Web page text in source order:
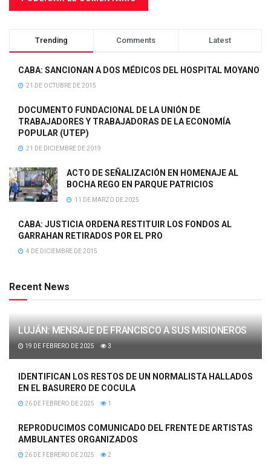
Trending Comments Latest
CABA: SANCIONAN A DOS MÉDICOS DEL HOSPITAL MOYANO
21 DE OCTUBRE DE 2015
DOCUMENTO FUNDACIONAL DE LA UNIÓN DE
TRABAJADORES Y TRABAJADORAS DE LA ECONOMÍA
POPULAR (UTEP)
21 DE DICIEMBRE DE 2019
ACTO DE SEÑALIZACIÓN EN HOMENAJE AL
BOCHA REGO EN PARQUE PATRICIOS
11 DE MARZO DE 2025
CABA: JUSTICIA ORDENA RESTITUIR LOS FONDOS AL
GARRAHAN RETIRADOS POR EL PRO
4 DE DICIEMBRE DE 2015
Recent News
LUJÁN: MENSAJE DE FRANCISCO A SUS MISIONEROS
19 DE FEBRERO DE 2025 3
IDENTIFICAN LOS RESTOS DE UN NORMALISTA HALLADOS
EN EL BASURERO DE COCULA
26 DE FEBRERO DE 2025 1
REPRODUCIMOS COMUNICADO DEL FRENTE DE ARTISTAS
AMBULANTES ORGANIZADOS
26 DE FEBRERO DE 2025 2